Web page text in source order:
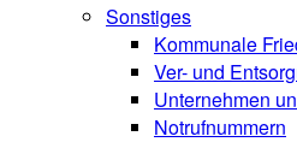
Sonstiges
Kommunale
Ver- und
Unternehmen
Notrufnummern